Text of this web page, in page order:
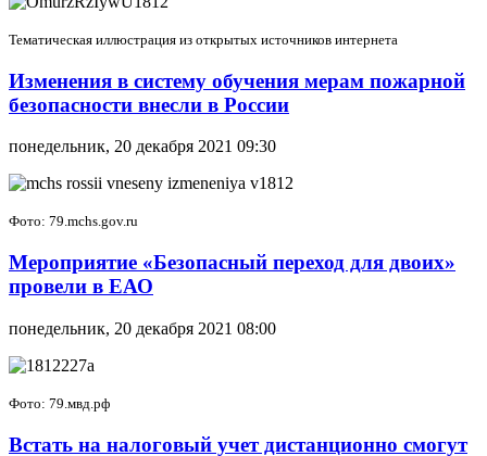
Тематическая иллюстрация из открытых источников интернета
Изменения в систему обучения мерам пожарной
безопасности внесли в России
понедельник, 20 декабря 2021 09:30
Фото: 79.mchs.gov.ru
Мероприятие «Безопасный переход для двоих»
провели в ЕАО
понедельник, 20 декабря 2021 08:00
Фото: 79.мвд.рф
Встать на налоговый учет дистанционно смогут